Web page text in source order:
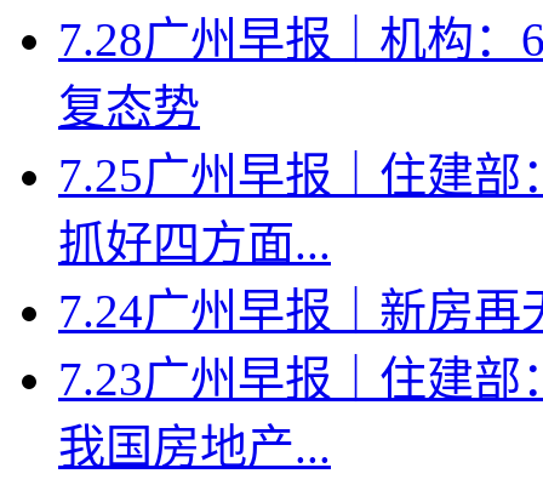
7.28广州早报｜机构
复态势
7.25广州早报｜住建
抓好四方面...
7.24广州早报｜新房再
7.23广州早报｜住建
我国房地产...